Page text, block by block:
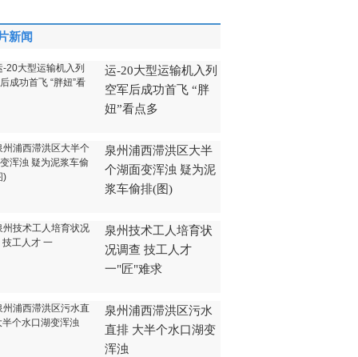
新闻
运-20大型运输机入列
空军后成功首飞 “胖
妞”看点多
泉州浦西滞洪区大半
个湖面变浑浊 疑为泥
浆车偷排(图)
泉州技术工人培育状
况调查 技工人才
一"匠"难求
泉州浦西滞洪区污水
直排 大半个水口湖变
浑浊